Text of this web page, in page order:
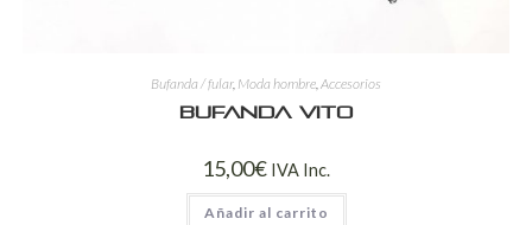
Bufanda / fular, Moda hombre Accesorios
Bufanda Vito
15,00€ IVA Inc.
Añadir al carrito